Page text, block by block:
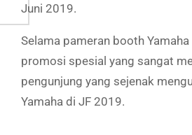
Juni 2019.
Selama pameran booth
promosi spesial yang sangat
pengunjung yang sejenak
Yamaha di JF 2019.